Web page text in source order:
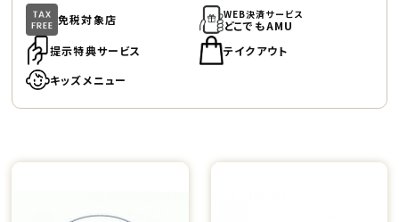
免税対象店 WEB決済サービス
どこでもAMU
提示特典サービス
テイクアウト
キッズメニュー